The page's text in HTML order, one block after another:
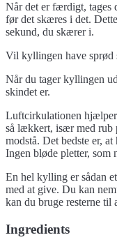
Når det er færdigt, tages
før det skæres i det.
sekund, du skærer i.
Vil kyllingen have sprød
Når du tager kyllingen
skindet er.
Luftcirkulationen hjælper
så lækkert, især med rub
modstå. Det bedste er,
Ingen bløde pletter, som
En hel kylling er sådan
med at give. Du kan
kan du bruge resterne til
Ingredients